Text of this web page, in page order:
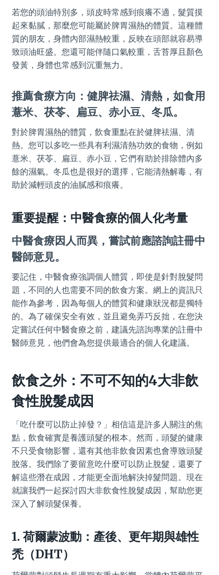
若您的頭油特別多，頭皮時常感到痕癢不適，髮質摸
起來黏膩，那麼您可能屬於脾胃濕熱的體質。這種體
質的朋友，身體內部濕熱較重，反映在頭部就容易導
致頭油旺盛。您還可能伴隨口氣較重，舌苔厚且顏色
發黃，身體也常感到沉重無力。
推薦食療方向：健脾祛濕、清熱，如食用
薏米、茯苓、扁豆、赤小豆、冬瓜。
對於脾胃濕熱的體質，飲食重點在於健脾祛濕、清
熱。您可以多吃一些具有利濕清熱功效的食物，例如
薏米、茯苓、扁豆、赤小豆，它們有助於排除體內多
餘的濕氣。冬瓜也是很好的選擇，它能清熱解毒，有
助於減輕頭皮的油膩感和痕癢。
重要提醒：中醫食療的個人化考量
中醫食療因人而異，嘗試前應諮詢註冊中
醫師意見。
要記住，中醫食療強調個人體質，即使是針對脫髮問
題，不同的人也需要不同的飲食方案。網上的資訊只
能作為參考，因為每個人的體質和健康狀況都是獨特
的。為了確保安全有效，並且避免弄巧反拙，在您決
定嘗試任何中醫食療之前，建議先諮詢專業的註冊中
醫師意見，他們會為您提供最適合的個人化建議。
飲食之外：不可不知的4大非飲
食性脫髮成因
「吃什麼可以防止掉發？」相信這是許多人關注的焦
點，飲食確實是養護頭髮的根本。然而，頭髮的健康
不只受食物影響，還有其他非飲食因素也會導致頭髮
脫落。我們除了要留意吃什麼可以防止脫髮，還要了
解這些潛在成因，才能更全面地解決掉髮問題。現在
就讓我們一起探討四大非飲食性脫髮成因，幫助您更
深入了解頭髮保養。
1. 荷爾蒙波動：產後、更年期與雄性
禿（DHT）